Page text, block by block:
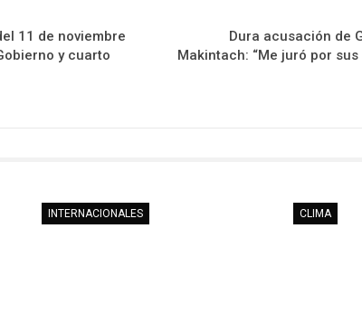
11 de noviembre
y cuarto
Dura acusación de
Makintach: “Me juró por
INTERNACIONALES CLIMA